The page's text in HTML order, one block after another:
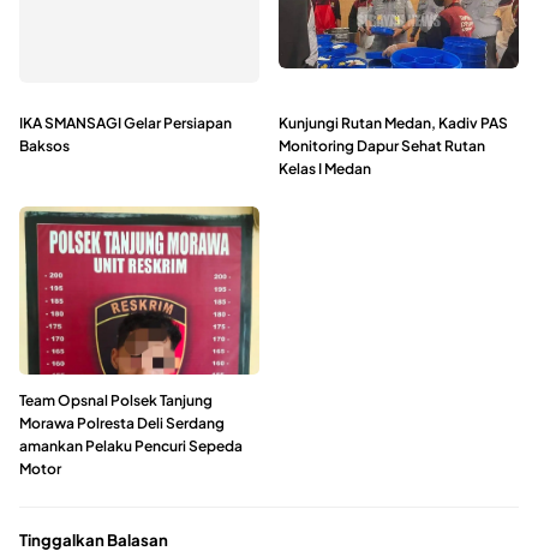
IKA SMANSAGI Gelar Persiapan
Baksos
Kunjungi Rutan Medan, Kadiv PAS
Monitoring Dapur Sehat Rutan
Kelas I Medan
Team Opsnal Polsek Tanjung
Morawa Polresta Deli Serdang
amankan Pelaku Pencuri Sepeda
Motor
Tinggalkan Balasan